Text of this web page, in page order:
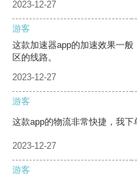
2023-12-27
游客
这款加速器app的加速效果一
区的线路。
2023-12-27
游客
这款app的物流非常快捷，我下
2023-12-27
游客